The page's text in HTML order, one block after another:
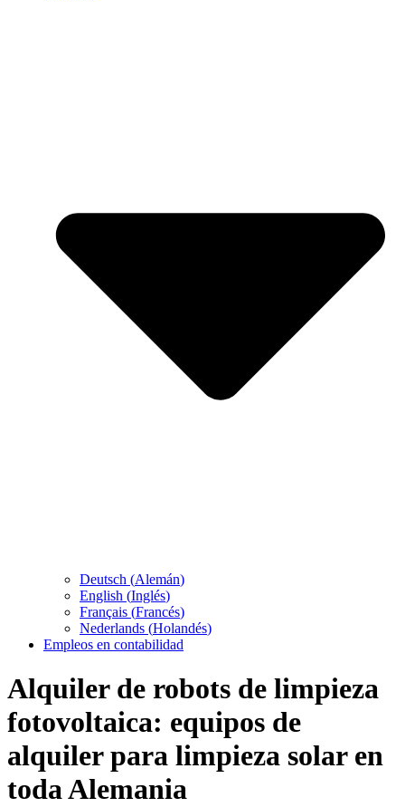
Deutsch (Alemán)
English (Inglés)
Français (Francés)
Nederlands (Holandés)
Empleos en contabilidad
Alquiler de robots de limpieza
fotovoltaica: equipos de
alquiler para limpieza solar en
toda Alemania